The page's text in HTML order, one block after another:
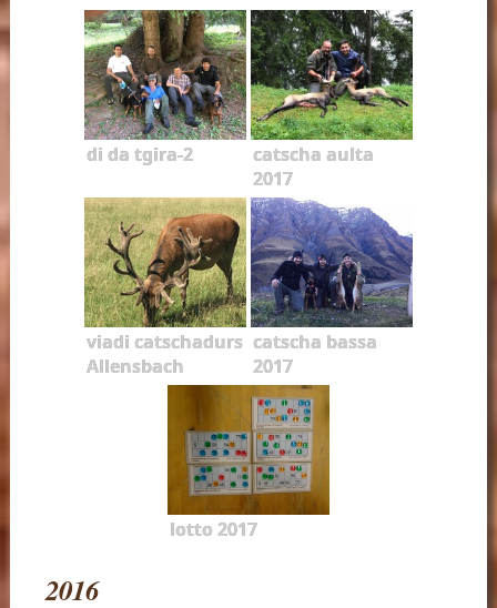
di da tgira-2
catscha aulta
2017
viadi catschadurs
Allensbach
catscha bassa
2017
lotto 2017
2016